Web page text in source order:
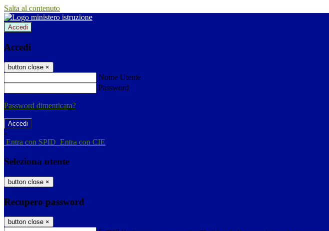
Salta al contenuto
Accedi
Accedi
button close ×
Nome Utente
Password
Password dimenticata?
-
Entra con SPID Entra con CIE
Seleziona utente
button close ×
Recupero password
button close ×